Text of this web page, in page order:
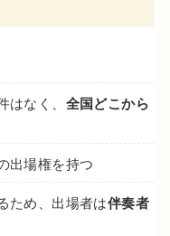
はなく、 全国どこから
出場権を持つ
ため、出場者は伴奏者